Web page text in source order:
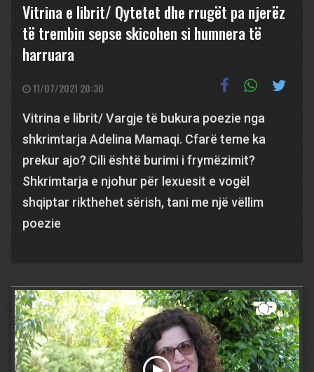
Vitrina e librit/ Qytetet dhe rrugët pa njerëz
të trembin sepse skicohen si humnera të
harruara
11/07/2021 20:30
Vitrina e librit/ Vargje të bukura poezie nga
shkrimtarja Adelina Mamaqi. Cfarë teme ka
prekur ajo? Cili është burimi i frymëzimit?
Shkrimtarja e njohur për lexuesit e vogël
shqiptar rikthehet sërish, tani me një vëllim
poezie